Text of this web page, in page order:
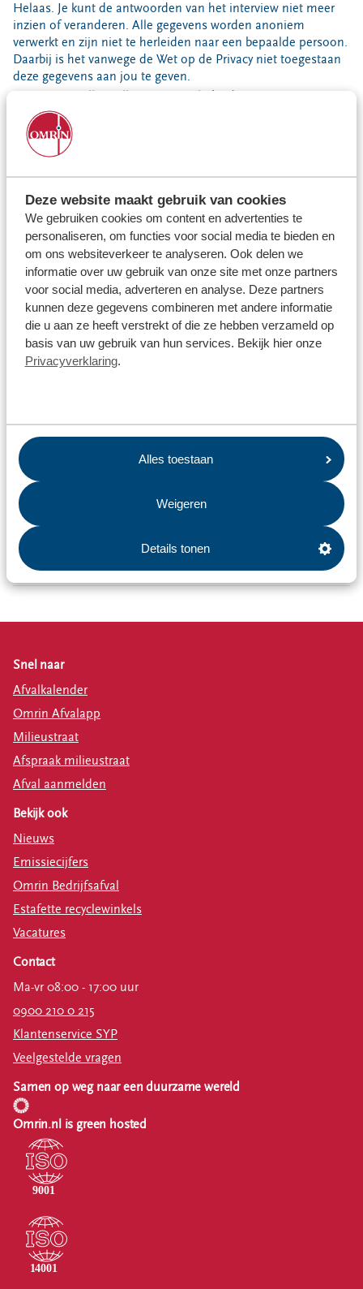
Deze website maakt gebruik van cookies
We gebruiken cookies om content en advertenties te
personaliseren, om functies voor social media te bieden en
om ons websiteverkeer te analyseren. Ook delen we
informatie over uw gebruik van onze site met onze partners
voor social media, adverteren en analyse. Deze partners
kunnen deze gegevens combineren met andere informatie
die u aan ze heeft verstrekt of die ze hebben verzameld op
basis van uw gebruik van hun services. Bekijk hier onze
Privacyverklaring.
Alles toestaan
Weigeren
Details tonen
Helaas. Je kunt de antwoorden van het interview niet meer
inzien of veranderen. Alle gegevens worden anoniem
verwerkt en zijn niet te herleiden naar een bepaalde persoon.
Daarbij is het vanwege de Wet op de Privacy niet toegestaan
deze gegevens aan jou te geven.
Wij vragen aan de inwoners die een container willen
adopteren hun emailadres. Ben je hierin geïnteresserd? Wat
fijn dat je mee wilt helpen. De afvalcoach neemt via e-mail
Wat fijn dat je mee wilt helpen. Als je aangeeft wat je wilt
doen, dan proberen wij je te koppelen aan een bestaande
actie. Daarbij helpt het natuurlijk altijd als je zelf de wijk
schoner houdt. Dat kan door elke dag zwerfafval op te rapen
of ons te bellen wanneer ergens afval gedumpt wordt. Alle
kleine beetjes helpen en samen maken we de wereld een
beetje mooier. En schoner!
8. Ik heb nog een tip of klacht
Heb je nog een tip of klacht? Of heb je andere vragen? Neem
dan contact op met Service Ynformaasje Punt (SYP) van
Hoe kan ik Omrin Bedrijfsafval bereiken?
Lekke band melden
Klacht melden
Hoe kan ik Omrin bereiken?
Hoe kan ik contact opnemen met Estafette recyclewinkels?
Snel naar
Afvalkalender
Omrin Afvalapp
Milieustraat
Afspraak milieustraat
Afval aanmelden
Bekijk ook
Nieuws
Emissiecijfers
Omrin Bedrijfsafval
Estafette recyclewinkels
Vacatures
Contact
Ma-vr 08:00 - 17:00 uur
0900 210 0 215
Klantenservice SYP
Veelgestelde vragen
Samen op weg naar een duurzame wereld
Omrin.nl is green hosted